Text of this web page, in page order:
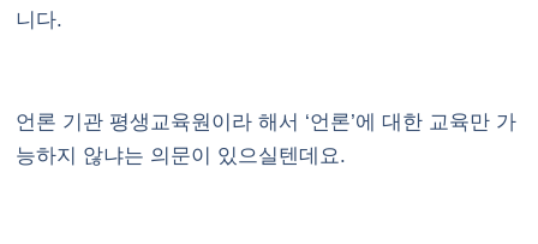
니다.
언론 기관 평생교육원이라 해서 ‘언론’에 대한 교육만 가
능하지 않냐는 의문이 있으실텐데요.